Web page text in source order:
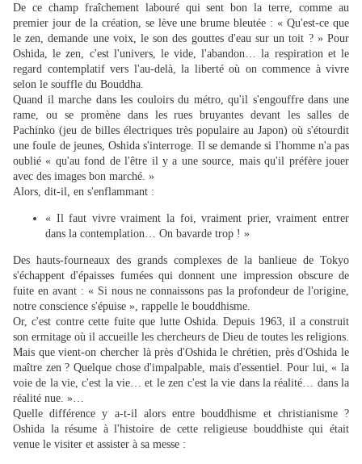
De ce champ fraîchement labouré qui sent bon la terre, comme au
premier jour de la création, se lève une brume bleutée : « Qu'est-ce que
le zen, demande une voix, le son des gouttes d'eau sur un toit ? » Pour
Oshida, le zen, c'est l'univers, le vide, l'abandon… la respiration et le
regard contemplatif vers l'au-delà, la liberté où on commence à vivre
selon le souffle du Bouddha.
Quand il marche dans les couloirs du métro, qu'il s'engouffre dans une
rame, ou se promène dans les rues bruyantes devant les salles de
Pachinko (jeu de billes électriques très populaire au Japon) où s'étourdit
une foule de jeunes, Oshida s'interroge. Il se demande si l'homme n'a pas
oublié « qu'au fond de l'être il y a une source, mais qu'il préfère jouer
avec des images bon marché. »
Alors, dit-il, en s'enflammant :
« Il faut vivre vraiment la foi, vraiment prier, vraiment entrer
dans la contemplation… On bavarde trop ! »
Des hauts-fourneaux des grands complexes de la banlieue de Tokyo
s'échappent d'épaisses fumées qui donnent une impression obscure de
fuite en avant : « Si nous ne connaissons pas la profondeur de l'origine,
notre conscience s'épuise », rappelle le bouddhisme.
Or, c'est contre cette fuite que lutte Oshida. Depuis 1963, il a construit
son ermitage où il accueille les chercheurs de Dieu de toutes les religions.
Mais que vient-on chercher là près d'Oshida le chrétien, près d'Oshida le
maître zen ? Quelque chose d'impalpable, mais d'essentiel. Pour lui, « la
voie de la vie, c'est la vie… et le zen c'est la vie dans la réalité… dans la
réalité nue. »…
Quelle différence y a-t-il alors entre bouddhisme et christianisme ?
Oshida la résume à l'histoire de cette religieuse bouddhiste qui était
venue le visiter et assister à sa messe :